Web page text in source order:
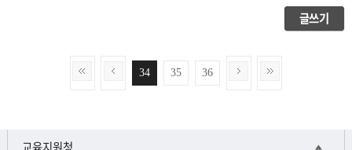
글쓰기
34 35 36